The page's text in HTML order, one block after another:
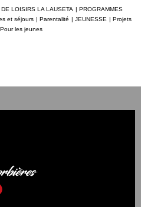
LOISIRS LA LAUSETA | PROGRAMMES
et séjours | Parentalité | JEUNESSE | Projets
Pour les jeunes